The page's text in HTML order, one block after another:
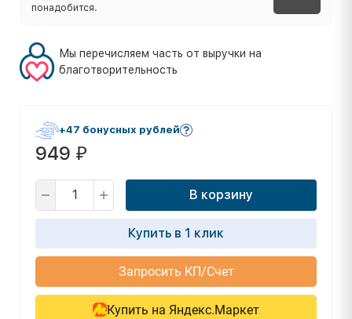
понадобится.
Мы перечисляем часть от выручки на
благотворительность
+47 бонусных рублей
949 ₽
В корзину
Купить в 1 клик
Запросить КП/Счет
Купить на Яндекс.Маркет